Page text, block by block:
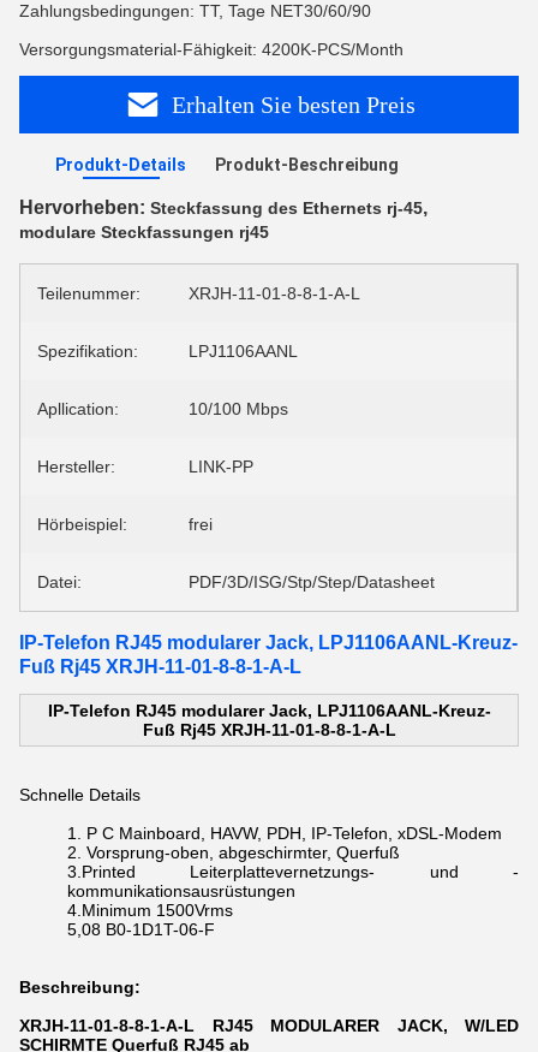
Zahlungsbedingungen: TT, Tage NET30/60/90
Versorgungsmaterial-Fähigkeit: 4200K-PCS/Month
Erhalten Sie besten Preis
Produkt-Details Produkt-Beschreibung
Hervorheben: Steckfassung des Ethernets rj-45,
modulare Steckfassungen rj45
Teilenummer: XRJH-11-01-8-8-1-A-L
Spezifikation: LPJ1106AANL
Apllication: 10/100 Mbps
Hersteller: LINK-PP
Hörbeispiel: frei
Datei: PDF/3D/ISG/Stp/Step/Datasheet
IP-Telefon RJ45 modularer Jack, LPJ1106AANL-Kreuz-
Fuß Rj45 XRJH-11-01-8-8-1-A-L
IP-Telefon RJ45 modularer Jack, LPJ1106AANL-Kreuz-
Fuß Rj45 XRJH-11-01-8-8-1-A-L
Schnelle Details
1. P C Mainboard, HAVW, PDH, IP-Telefon, xDSL-Modem
2. Vorsprung-oben, abgeschirmter, Querfuß
3.Printed Leiterplattevernetzungs- und -
kommunikationsausrüstungen
4.Minimum 1500Vrms
5,08 B0-1D1T-06-F
Beschreibung:
XRJH-11-01-8-8-1-A-L RJ45 MODULARER JACK, W/LED
SCHIRMTE Querfuß RJ45 ab